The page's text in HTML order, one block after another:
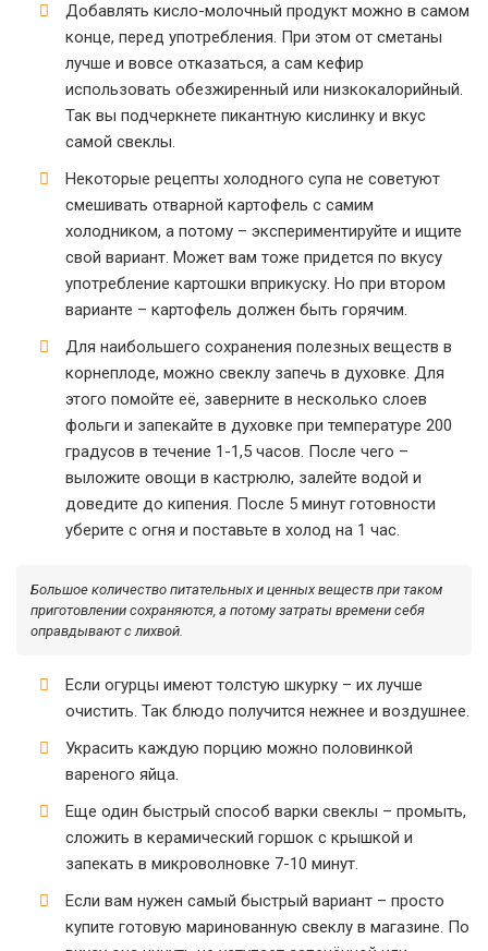
Добавлять кисло-молочный продукт можно в самом
конце, перед употребления. При этом от сметаны
лучше и вовсе отказаться, а сам кефир
использовать обезжиренный или низкокалорийный.
Так вы подчеркнете пикантную кислинку и вкус
самой свеклы.
Некоторые рецепты холодного супа не советуют
смешивать отварной картофель с самим
холодником, а потому – экспериментируйте и ищите
свой вариант. Может вам тоже придется по вкусу
употребление картошки вприкуску. Но при втором
варианте – картофель должен быть горячим.
Для наибольшего сохранения полезных веществ в
корнеплоде, можно свеклу запечь в духовке. Для
этого помойте её, заверните в несколько слоев
фольги и запекайте в духовке при температуре 200
градусов в течение 1-1,5 часов. После чего –
выложите овощи в кастрюлю, залейте водой и
доведите до кипения. После 5 минут готовности
уберите с огня и поставьте в холод на 1 час.
Большое количество питательных и ценных веществ при таком
приготовлении сохраняются, а потому затраты времени себя
оправдывают с лихвой.
Если огурцы имеют толстую шкурку – их лучше
очистить. Так блюдо получится нежнее и воздушнее.
Украсить каждую порцию можно половинкой
вареного яйца.
Еще один быстрый способ варки свеклы – промыть,
сложить в керамический горшок с крышкой и
запекать в микроволновке 7-10 минут.
Если вам нужен самый быстрый вариант – просто
купите готовую маринованную свеклу в магазине. По